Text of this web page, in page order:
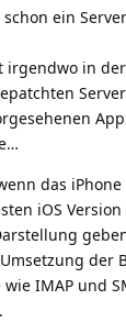
ein
irgendwo in
das
iOS
der
IMAP und